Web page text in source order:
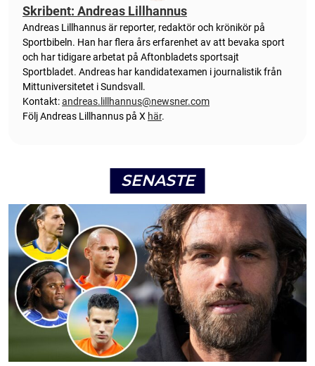
Skribent: Andreas Lillhannus
Andreas Lillhannus är reporter, redaktör och krönikör på
Sportbibeln. Han har flera års erfarenhet av att bevaka sport
och har tidigare arbetat på Aftonbladets sportsajt
Sportbladet. Andreas har kandidatexamen i journalistik från
Mittuniversitetet i Sundsvall.
Kontakt:andreas.lillhannus@newsner.com
Följ Andreas Lillhannus på X här.
SENASTE